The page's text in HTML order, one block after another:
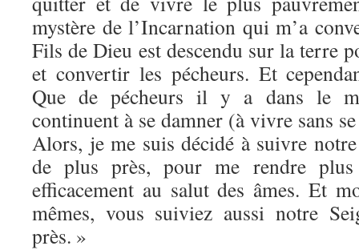
mystère de l’Incarnation qui m’a
Fils de Dieu est descendu sur la terre
et convertir les pécheurs. Et
Que de pécheurs il y a dans le
continuent à se damner (à vivre sans
Alors, je me suis décidé à suivre
de plus près, pour me rendre plus
efficacement au salut des âmes. Et
mêmes, vous suiviez aussi notre
près. »